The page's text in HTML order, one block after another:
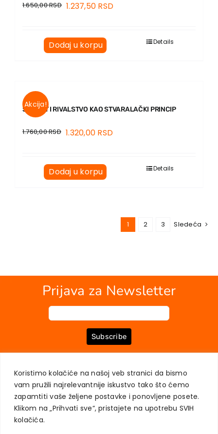
Koristimo kolačiće na našoj veb stranici da bismo
vam pružili najrelevantnije iskustvo tako što ćemo
zapamtiti vaše željene postavke i ponovljene posete.
Klikom na „Prihvati sve“, pristajete na upotrebu SVIH
kolačića.
1.650,00RSD 1.237,50 RSD
Dodaj u korpu Details
Akcija!
ŠUBERT I RIVALSTVO KAO STVARALAČKI PRINCIP
1.760,00RSD 1.320,00 RSD
Dodaj u korpu Details
1 2 3 Sledeća
Prijava za Newsletter
Subscribe
MOJ NALOG
ZAŠTITA PRIVATNOSTI KORISNIKA